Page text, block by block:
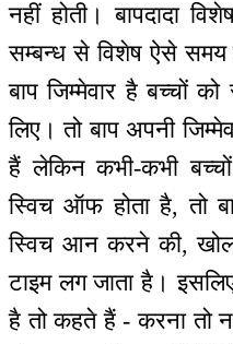
नहीं होती। बापदादा
सम्बन्ध से विशेष ऐसे समय
बाप जिम्मेवार है बच्चों
लिए। तो बाप अपनी
हैं लेकिन कभी-कभी
स्विच ऑफ होता है, तो
स्विच आन करने की,
टाइम लग जाता है।
है तो कहते हैं - करना तो